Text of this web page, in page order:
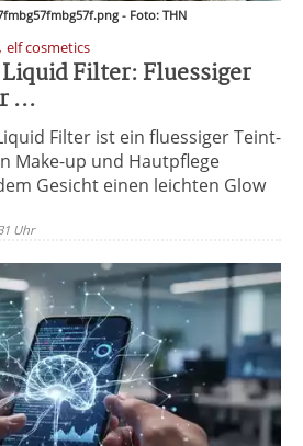
- Foto: THN
, elf cosmetics
Filter: Fluessiger
...
Filter ist ein fluessiger Teint-
Make-up und Hautpflege
Gesicht einen leichten Glow
Uhr